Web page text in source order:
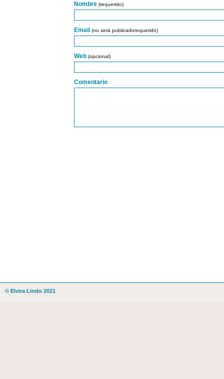
Nombre (requerido)
Email (no será publicadorequerido)
Web (opcional)
Comentario
© Elvira Lindo 2021